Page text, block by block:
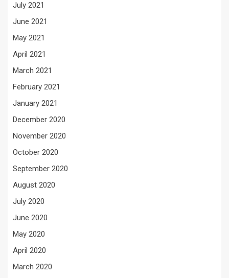
July 2021
June 2021
May 2021
April 2021
March 2021
February 2021
January 2021
December 2020
November 2020
October 2020
September 2020
August 2020
July 2020
June 2020
May 2020
April 2020
March 2020